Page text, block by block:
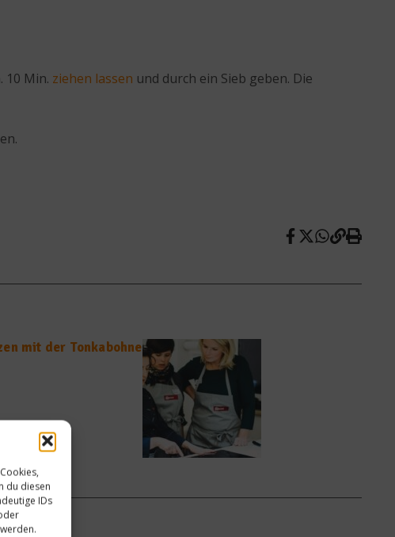
du diesen
IDs
10 Min. ziehen lassen und durch ein Sieb geben. Die
mit der Tonkabohne